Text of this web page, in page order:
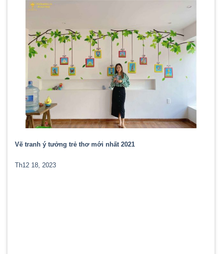
Vẽ tranh ý tưởng trẻ thơ mới nhất 2021
Th12 18, 2023